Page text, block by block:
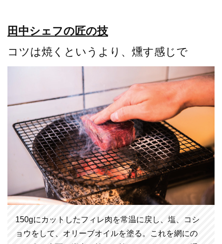
田中シェフの匠の技
コツは焼くというより、燻す感じで
150gにカットしたフィレ肉を常温に戻し、塩、コシ
ョウをして、オリーブオイルを塗る。これを網にの